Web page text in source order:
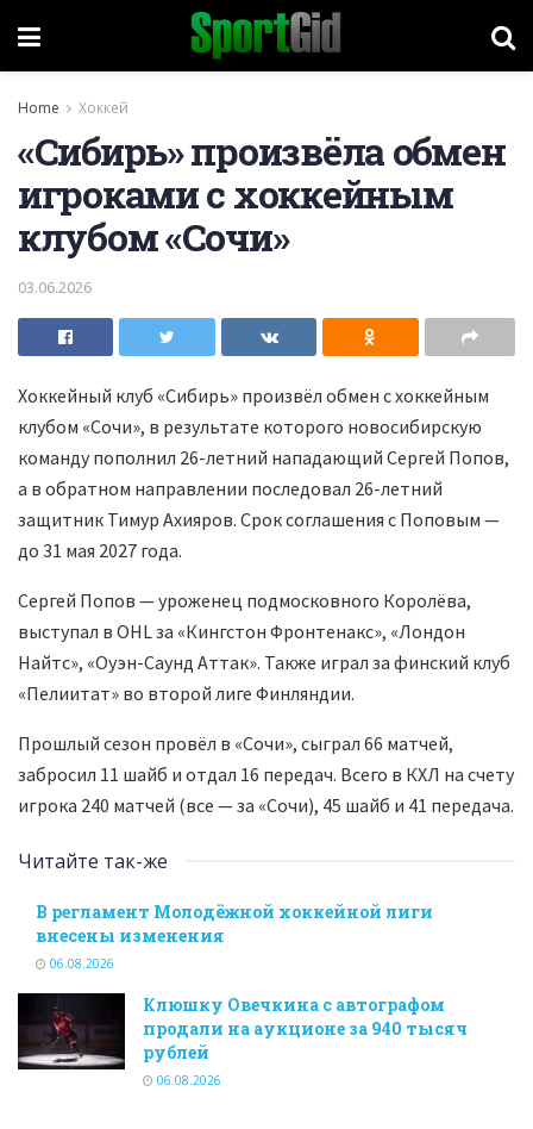
Home Хоккей
«Сибирь» произвёла обмен
игроками с хоккейным
клубом «Сочи»
03.06.2026
Хоккейный клуб «Сибирь» произвёл обмен с хоккейным
клубом «Сочи», в результате которого новосибирскую
команду пополнил 26-летний нападающий Сергей Попов,
а в обратном направлении последовал 26-летний
защитник Тимур Ахияров. Срок соглашения с Поповым —
до 31 мая 2027 года.
Сергей Попов — уроженец подмосковного Королёва,
выступал в OHL за «Кингстон Фронтенакс», «Лондон
Найтс», «Оуэн-Саунд Аттак». Также играл за финский клуб
«Пелиитат» во второй лиге Финляндии.
Прошлый сезон провёл в «Сочи», сыграл 66 матчей,
забросил 11 шайб и отдал 16 передач. Всего в КХЛ на счету
игрока 240 матчей (все — за «Сочи), 45 шайб и 41 передача.
Читайте так-же
В регламент Молодёжной хоккейной лиги
внесены изменения
06.08.2026
Клюшку Овечкина с автографом
продали на аукционе за 940 тысяч
рублей
06.08.2026